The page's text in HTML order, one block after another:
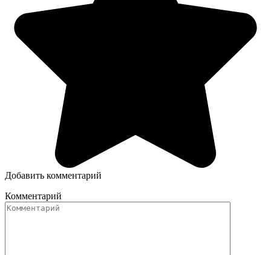
Добавить комментарий
Комментарий